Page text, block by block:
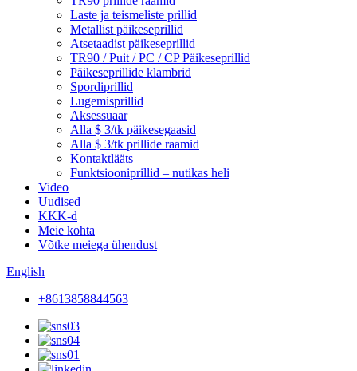
Laste ja teismeliste prillid
Metallist päikeseprillid
Atsetaadist päikeseprillid
TR90 / Puit / PC / CP Päikeseprillid
Päikeseprillide klambrid
Spordiprillid
Lugemisprillid
Aksessuaar
Alla $ 3/tk päikesegaasid
Alla $ 3/tk prillide raamid
Kontaktlääts
Funktsiooniprillid – nutikas heli
Video
Uudised
KKK-d
Meie kohta
Võtke meiega ühendust
English
+8613858844563